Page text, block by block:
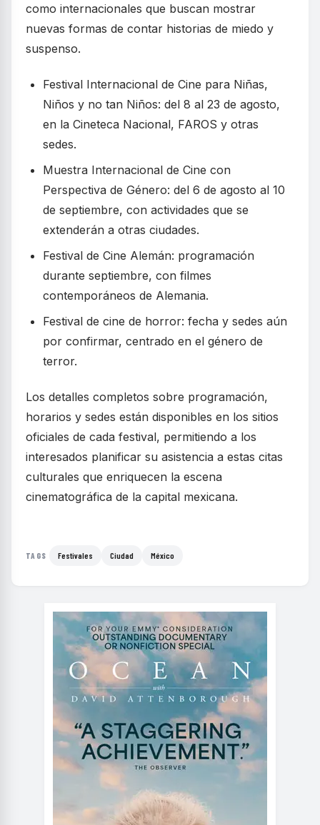
como internacionales que buscan mostrar
nuevas formas de contar historias de miedo y
suspenso.
Festival Internacional de Cine para Niñas,
Niños y no tan Niños: del 8 al 23 de agosto,
en la Cineteca Nacional, FAROS y otras
sedes.
Muestra Internacional de Cine con
Perspectiva de Género: del 6 de agosto al 10
de septiembre, con actividades que se
extenderán a otras ciudades.
Festival de Cine Alemán: programación
durante septiembre, con filmes
contemporáneos de Alemania.
Festival de cine de horror: fecha y sedes aún
por confirmar, centrado en el género de
terror.
Los detalles completos sobre programación,
horarios y sedes están disponibles en los sitios
oficiales de cada festival, permitiendo a los
interesados planificar su asistencia a estas citas
culturales que enriquecen la escena
cinematográfica de la capital mexicana.
TAGS Festivales Ciudad México